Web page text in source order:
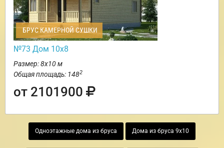
БРУС КАМЕРНОЙ СУШКИ
№73 Дом 10х8
Размер: 8х10 м
Общая площадь: 1482
от 2101900
Одноэтажные дома из бруса Дома из бруса 9х10